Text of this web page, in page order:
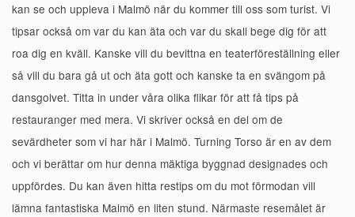
kan se och uppleva i Malmö när du kommer till oss som turist. Vi
tipsar också om var du kan äta och var du skall bege dig för att
roa dig en kväll. Kanske vill du bevittna en teaterföreställning eller
så vill du bara gå ut och äta gott och kanske ta en svängom på
dansgolvet. Titta in under våra olika flikar för att få tips på
restauranger med mera. Vi skriver också en del om de
sevärdheter som vi har här i Malmö. Turning Torso är en av dem
och vi berättar om hur denna mäktiga byggnad designades och
uppfördes. Du kan även hitta restips om du mot förmodan vill
lämna fantastiska Malmö en liten stund. Närmaste resemålet är